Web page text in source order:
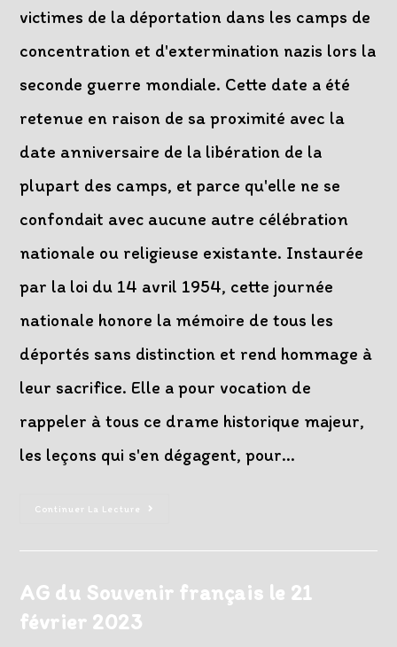
victimes de la déportation dans les camps de
concentration et d'extermination nazis lors la
seconde guerre mondiale. Cette date a été
retenue en raison de sa proximité avec la
date anniversaire de la libération de la
plupart des camps, et parce qu'elle ne se
confondait avec aucune autre célébration
nationale ou religieuse existante. Instaurée
par la loi du 14 avril 1954, cette journée
nationale honore la mémoire de tous les
déportés sans distinction et rend hommage à
leur sacrifice. Elle a pour vocation de
rappeler à tous ce drame historique majeur,
les leçons qui s'en dégagent, pour…
Continuer La Lecture
Journée
Déportation
30
Avril
AG du Souvenir français le 21
février 2023